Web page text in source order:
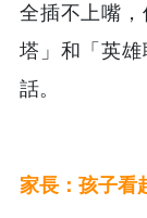
全插不上嘴
塔」和「英
話。
家長：孩子看